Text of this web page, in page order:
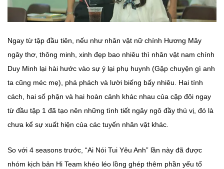
Ngay từ tập đầu tiên, nếu như nhân vật nữ chính Hương Mây
ngây thơ, thông minh, xinh đẹp bao nhiêu thì nhân vật nam chính
Duy Minh lại hài hước vào sự ỷ lại phụ huynh (Gặp chuyện gì anh
ta cũng méc mẹ), phá phách và lười biếng bấy nhiêu. Hai tính
cách, hai số phận và hai hoàn cảnh khác nhau của cặp đôi ngay
từ đầu tập 1 đã tạo nên những tình tiết ngây ngô đầy thú vị, đó là
chưa kể sự xuất hiện của các tuyến nhân vật khác.
So với 4 seasons trước, “Ai Nói Tui Yêu Anh” lần này đã được
nhóm kịch bản Hi Team khéo léo lồng ghép thêm phần yếu tố